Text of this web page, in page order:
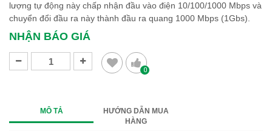
lượng tự động này chấp nhận đầu vào điện 10/100/1000 Mbps và
chuyển đổi đầu ra này thành đầu ra quang 1000 Mbps (1Gbs).
NHẬN BÁO GIÁ
0
MÔ TẢ
HƯỚNG DẪN MUA
HÀNG